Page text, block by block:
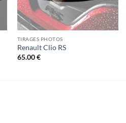
TIRAGES PHOTOS
Renault Clio RS
65.00€